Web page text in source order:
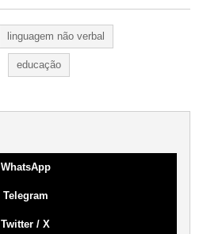
linguagem não verbal
educação
WhatsApp
Telegram
Twitter / X